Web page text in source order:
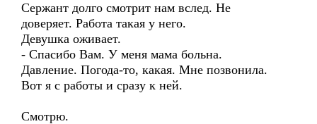
Сержант долго смотрит нам вслед. Не
доверяет. Работа такая у него.
Девушка оживает.
- Спасибо Вам. У меня мама больна.
Давление. Погода-то, какая. Мне позвонила.
Вот я с работы и сразу к ней.
Смотрю.